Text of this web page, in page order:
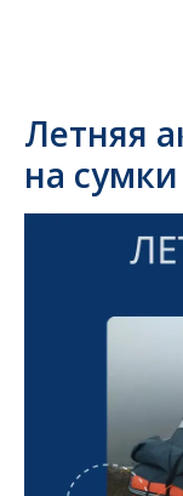
Летняя
на